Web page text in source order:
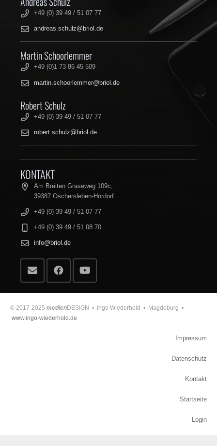
+49 (0) 39 49 / 51 07 77
andreas.schulz@briol.de
Martin Schoorlemmer
+49 (0)1 73 86 45 509
martin.schoorlemmer@briol.de
Robert Schulz
+49 (0) 39 49 / 51 07 77
robert.schulz@briol.de
KONTAKT
Am Breiten Graseweg 109c,
39387 Oschersleben-Hordorf
+49 (0) 39 49 / 51 07 77
+49 (0) 39 49 / 51 08 70
info@briol.de
© 2017-2025 medienDESIGN • Ingo Wiederhold • Magdeburg •
www.ingo-wiederhold.de
Impressum
Datenschutz
Kontakt
Startseite
Login